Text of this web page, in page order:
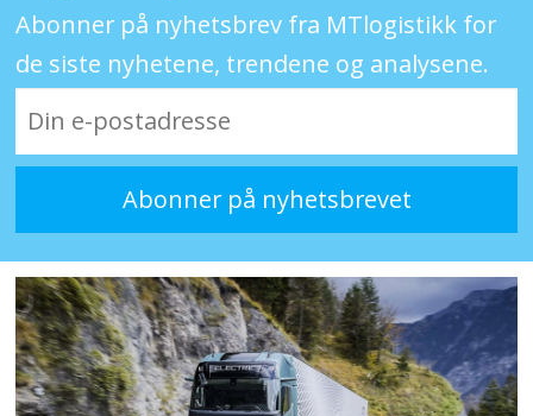
Abonner på nyhetsbrev fra MTlogistikk for
de siste nyhetene, trendene og analysene.